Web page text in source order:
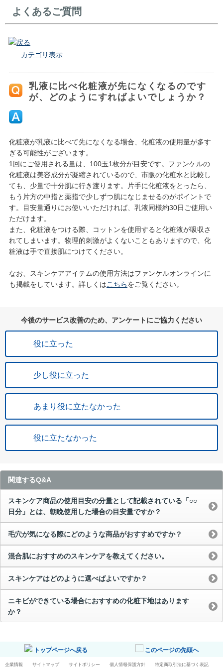
よくあるご質問
戻る
カテゴリ表示
乳液に比べ化粧液が先になくなるのです
が、どのようにすればよいでしょうか？
化粧液が乳液に比べて先になくなる場合、化粧液の使用量が多す
ぎる可能性がございます。
1回にご使用される量は、100玉1枚分が目安です。ファンケルの
化粧液は美容成分が凝縮されているので、市販の化粧水と比較し
ても、少量で十分肌に行き渡ります。片手に化粧液をとったら、
もう片方の中指と薬指で少しずつ肌になじませるのがポイントで
す。目安量通りにお使いいただければ、乳液同様約30日ご使用い
ただけます。
また、化粧液をつける際、コットンを使用すると化粧液が吸収さ
れてしまいます。物理的刺激がよくないこともありますので、化
粧液は手で直接肌につけてください。
なお、スキンケアアイテムの使用方法はファンケルオンラインに
も掲載をしています。詳しくはこちらをご覧ください。
今後のサービス改善のため、アンケートにご協力ください
役に立った
少し役に立った
あまり役に立たなかった
役に立たなかった
関連するQ&A
スキンケア商品の使用目安の分量として記載されている「○○
日分」とは、朝晩使用した場合の目安量ですか？
毛穴が気になる際にどのような商品がおすすめですか？
混合肌におすすめのスキンケアを教えてください。
スキンケアはどのように選べばよいですか？
ニキビができている場合におすすめの化粧下地はあります
か？
トップページへ戻る このページの先頭へ
企業情報 サイトマップ サイトポリシー 個人情報保護方針 特定商取引法に基づく表記